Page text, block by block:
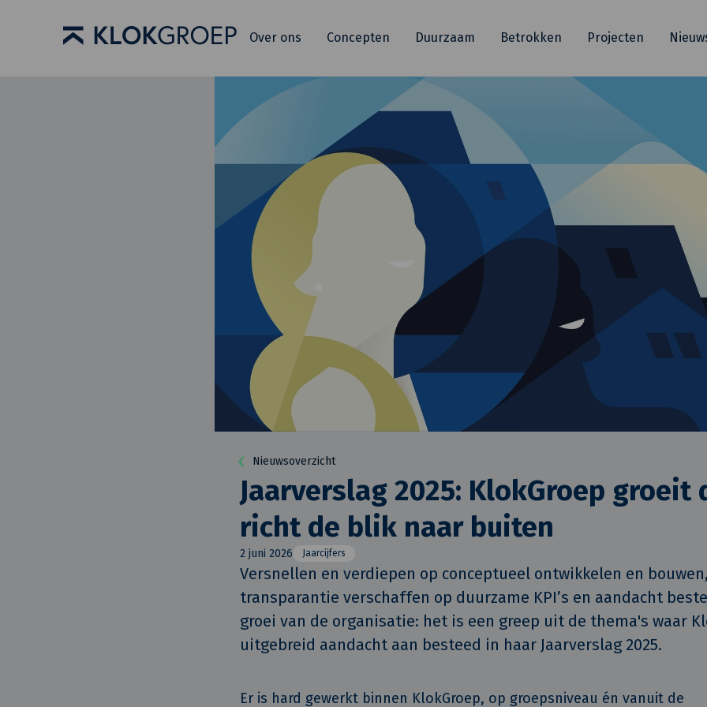
Over ons Concepten Duurzaam Betrokken Projecten
Nieuwsoverzicht
Jaarverslag 2025: KlokGroep groeit
richt de blik naar buiten
2 juni 2026 Jaarcijfers
Versnellen en verdiepen op conceptueel ontwikkelen en
transparantie verschaffen op duurzame KPI’s en aandacht
groei van de organisatie: het is een greep uit de thema's waar
uitgebreid aandacht aan besteed in haar Jaarverslag 2025.
Er is hard gewerkt binnen KlokGroep, op groepsniveau én vanuit de